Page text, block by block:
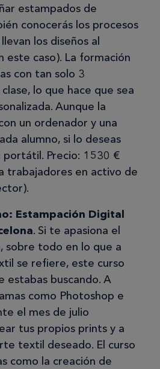
estampados de
conocerás los procesos
los diseños al
este caso). La formación
con tan solo 3
lo que hace que sea
Aunque la
un ordenador y una
alumno, si lo deseas
portátil. Precio: 1530 €
trabajadores en activo de
Estampación Digital
. Si te apasiona el
sobre todo en lo que a
se refiere, este curso
estabas buscando. A
como Photoshop e
el mes de julio
tus propios prints y a
textil deseado. El curso
como la creación de